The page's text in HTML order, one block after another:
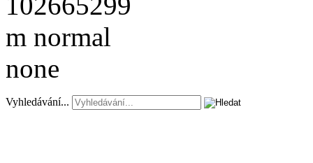
Vyhledávání...